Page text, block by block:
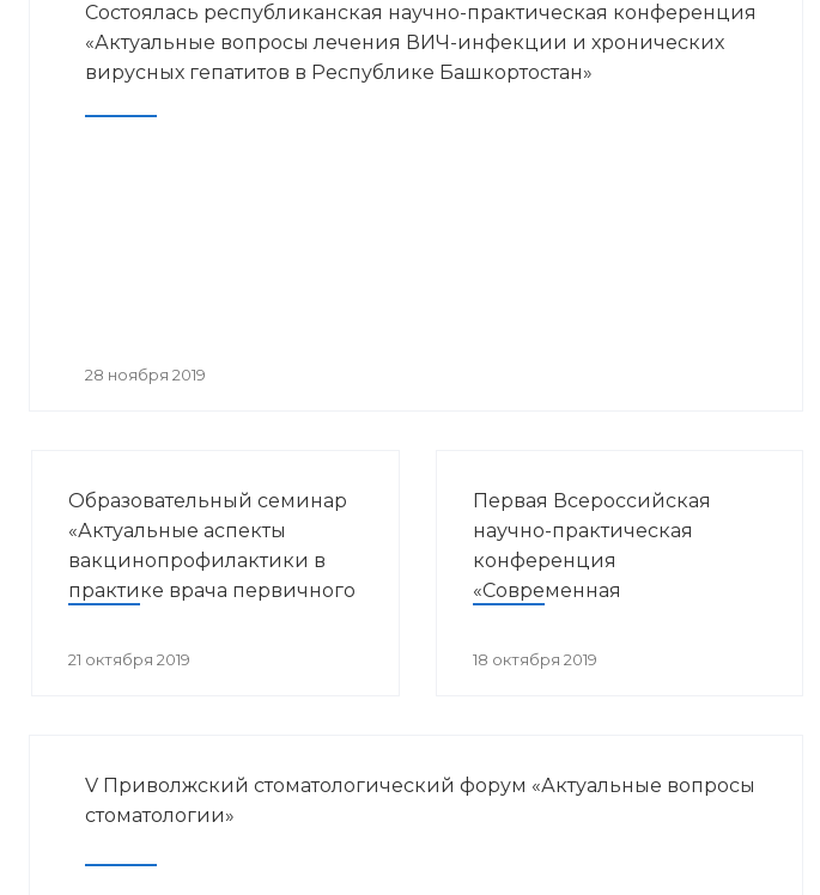
Состоялась республиканская научно-практическая конференция
«Актуальные вопросы лечения ВИЧ-инфекции и хронических
вирусных гепатитов в Республике Башкортостан»
28 ноября 2019
Образовательный семинар
«Актуальные аспекты
вакцинопрофилактики в
практике врача первичного
21 октября 2019
Первая Всероссийская
научно-практическая
конференция
«Современная
вызовы, возможности,
18 октября 2019
V Приволжский стоматологический форум «Актуальные вопросы
стоматологии»